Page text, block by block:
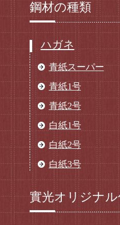
鋼材の種類
ハガネ
青紙スーパー
青紙1号
青紙2号
白紙1号
白紙2号
白紙3号
實光オリジナル